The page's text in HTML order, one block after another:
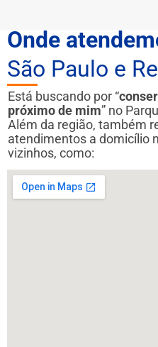
Onde
São Paulo e
Está buscando por “
próximo de mim” no
Além da região, também
atendimentos a domicílio
vizinhos, como: